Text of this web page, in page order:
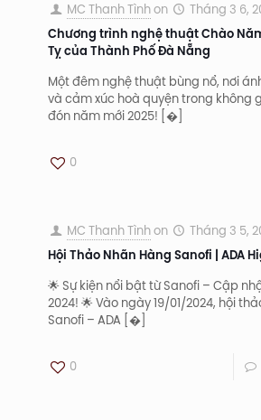
MC Thanh Tìnhon Tháng 3 6,
Chương trình nghệ thuật Chào
Tỵ của Thành Phố Đà Nẵng
Một đêm nghệ thuật bùng nổ, nơi
và cảm xúc hoà quyện trong không
đón năm mới 2025! [�]
0
MC Thanh Tìnhon Tháng 3 5,
Hội Thảo Nhãn Hàng Sanofi | ADA
🌟 Sự kiện nổi bật từ Sanofi – Cập
2024! 🌟 Vào ngày 19/01/2024, hội
Sanofi – ADA [�]
0